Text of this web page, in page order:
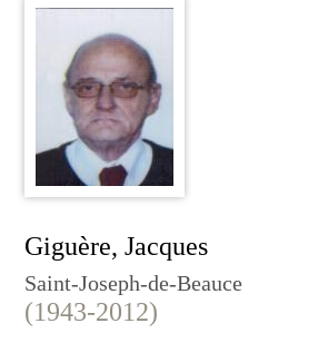
Giguère, Jacques
Saint-Joseph-de-Beauce
(1943-2012)